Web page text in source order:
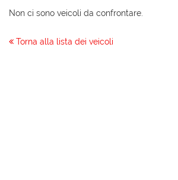
Non ci sono veicoli da confrontare.
Torna alla lista dei veicoli